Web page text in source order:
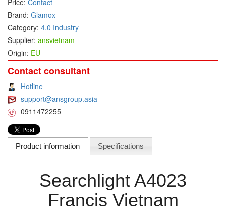
DEIF
Delmhorst VietNam
DELTA
Delta Ohm
Delta-mobrey
DEMA Engineering/ Foam- IT
DESAX
DET-TRONICS
Dias Infrared
DINA Elektronik
Brand: Glamox
Category: 4.0 Industry
Supplier: ansvietnam
Origin: EU
Contact consultant
Hotline
support@ansgroup.asia
0911472255
Product information Specifications
Searchlight A4023
Francis Vietnam